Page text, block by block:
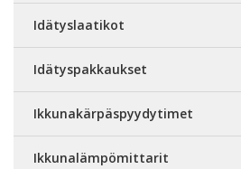
Idätyslaatikot
Idätyspakkaukset
Ikkunakärpäspyydytimet
Ikkunalämpömittarit